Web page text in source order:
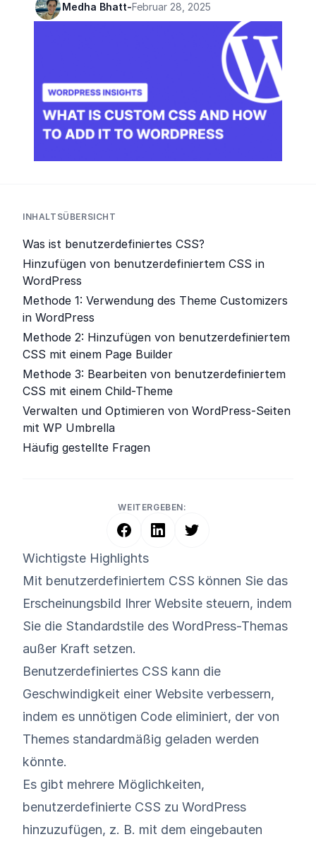
Medha Bhatt-Februar 28, 2025
INHALTSÜBERSICHT
Was ist benutzerdefiniertes CSS?
Hinzufügen von benutzerdefiniertem CSS in
WordPress
Methode 1: Verwendung des Theme Customizers
in WordPress
Methode 2: Hinzufügen von benutzerdefiniertem
CSS mit einem Page Builder
Methode 3: Bearbeiten von benutzerdefiniertem
CSS mit einem Child-Theme
Verwalten und Optimieren von WordPress-Seiten
mit WP Umbrella
Häufig gestellte Fragen
WEITERGEBEN:
Wichtigste Highlights
Mit benutzerdefiniertem CSS können Sie das
Erscheinungsbild Ihrer Website steuern, indem
Sie die Standardstile des WordPress-Themas
außer Kraft setzen.
Benutzerdefiniertes CSS kann die
Geschwindigkeit einer Website verbessern,
indem es unnötigen Code eliminiert, der von
Themes standardmäßig geladen werden
könnte.
Es gibt mehrere Möglichkeiten,
benutzerdefinierte CSS zu WordPress
hinzuzufügen, z. B. mit dem eingebauten